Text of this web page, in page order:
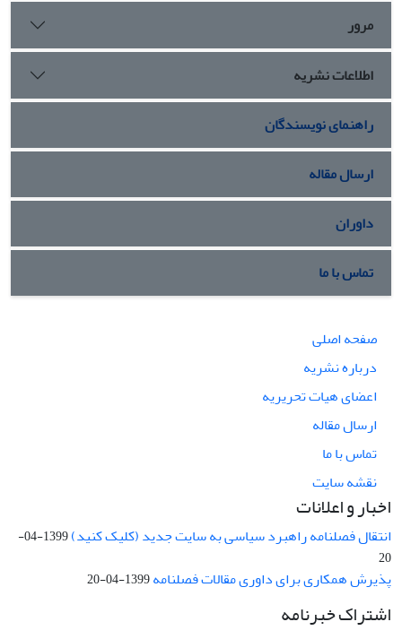
مرور
اطلاعات نشریه
راهنمای نویسندگان
ارسال مقاله
داوران
تماس با ما
صفحه اصلی
درباره نشریه
اعضای هیات تحریریه
ارسال مقاله
تماس با ما
نقشه سایت
اخبار و اعلانات
انتقال فصلنامه راهبرد سیاسی به سایت جدید (کلیک کنید)
1399-04-
20
پذیرش همکاری برای داوری مقالات فصلنامه1399-04-20
اشتراک خبرنامه